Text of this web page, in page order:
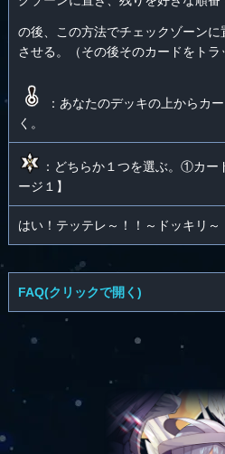
の後、この方法でチェックゾーンに
させる。（その後そのカードをトラ
：あなたのデッキの上からカ
く。
：どちらか１つを選ぶ。①カ
ージ１】
はい！テッテレ～！！～ドッキリ～
FAQ(クリックで開く)